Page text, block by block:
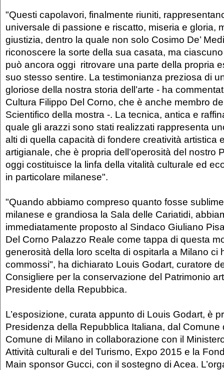
"Questi capolavori, finalmente riuniti,
universale di passione e riscatto, miseria e gloria,
giustizia, dentro la quale non solo Cosimo De’
riconoscere la sorte della sua casata, ma
può ancora oggi ritrovare una parte della propria
suo stesso sentire. La testimonianza preziosa di
gloriose della nostra storia dell’arte - ha
Cultura Filippo Del Corno, che è anche membro
Scientifico della mostra -. La tecnica, antica e
quale gli arazzi sono stati realizzati rappresenta
alti di quella capacità di fondere creatività artistica
artigianale, che è propria dell’operosità del nostro
oggi costituisce la linfa della vitalità culturale ed
in particolare milanese".
"Quando abbiamo compreso quanto fosse
milanese e grandiosa la Sala delle Cariatidi,
immediatamente proposto al Sindaco Giuliano
Del Corno Palazzo Reale come tappa di questa
generosità della loro scelta di ospitarla a Milano ci
commossi", ha dichiarato Louis Godart, curatore
Consigliere per la conservazione del Patrimonio
Presidente della Repubbica.
L’esposizione, curata appunto di Louis Godart, è
Presidenza della Repubblica Italiana, dal Comune
Comune di Milano in collaborazione con il
Attività culturali e del Turismo, Expo 2015 e la
Main sponsor Gucci, con il sostegno di Acea.